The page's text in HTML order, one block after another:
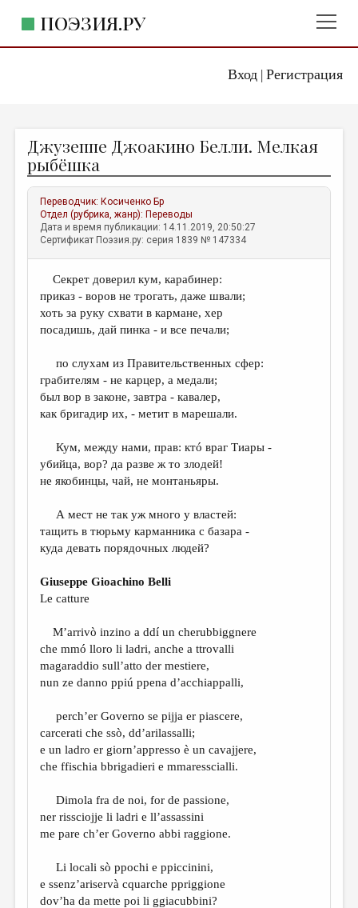
Вход| Регистрация
ПОЭЗИЯ.РУ
ЖАНРЫ
АВТОРЫ
КОММЕНТАРИИ
ЛИТСАЛОН
ПРАВИЛА САЙТА
ОТДЕЛЫ И РУБРИКИ
ДАЙДЖЕСТ
ПРОИЗВЕДЕНИЯ
КОНКУРСЫ
КНИЖНАЯ ПОЛКА
ОБЗОР ЛИТЕРАТУРЫ
СТРАНИЦЫ ПАМЯТИ
ОБЪЯВЛЕНИЯ
РЕДКОЛЛЕГИЯ
МАЛАЯ ПРОЗА
ЭССЕИСТИКА
ЛИТЕРАТУРОВЕДЕНИЕ
КУЛЬТУРОВЕДЕНИЕ
ПУБЛИЦИСТИКА
РЕЦЕНЗИРОВАНИЕ
ЦИКЛЫ ПУБЛИКАЦИЙ
Джузеппе Джоакино Белли. Мелкая
рыбёшка
Переводчик: Косиченко Бр
Отдел (рубрика, жанр): Переводы
Дата и время публикации: 14.11.2019, 20:50:27
Сертификат Поэзия.ру: серия 1839 № 147334
Секрет доверил кум, карабинер:
приказ - воров не трогать, даже швали;
хоть за руку схвати в кармане, хер
посадишь, дай пинка - и все печали;
по слухам из Правительственных сфер:
грабителям - не карцер, а медали;
был вор в законе, завтра - кавалер,
как бригадир их, - метит в марешали.
Кум, между нами, прав: ктó враг Тиары -
убийца, вор? да разве ж то злодей!
не якобинцы, чай, не монтаньяры.
А мест не так уж много у властей:
тащить в тюрьму карманника с базара -
куда девать порядочных людей?
Giuseppe Gioachino Belli
Le catture
M’arrivò inzino a ddí un cherubbiggnere
che mmó lloro li ladri, anche a ttrovalli
magaraddio sull’atto der mestiere,
nun ze danno ppiú ppena d’acchiappalli,
perch’er Governo se pijja er piascere,
carcerati che ssò, dd’arilassalli;
e un ladro er giorn’appresso è un cavajjere,
che ffischia bbrigadieri e mmaresscialli.
Dimola fra de noi, for de passione,
ner rissciojje li ladri e ll’assassini
me pare ch’er Governo abbi raggione.
Li locali sò ppochi e ppiccinini,
e ssenz’ariservà cquarche ppriggione
dov’ha da mette poi li ggiacubbini?